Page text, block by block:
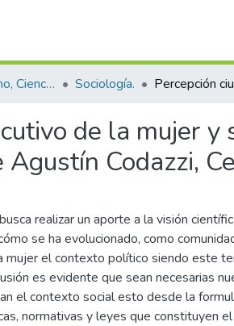
Facultad de Derecho, Ciencias Políticas y Sociales. Sociología.
de la mujer y
Codazzi,
realizar un aporte a la visión
se ha evolucionado, como
mujer el contexto político siendo este
es evidente que sean necesarias
el contexto social esto desde la
normativas y leyes que constituyen